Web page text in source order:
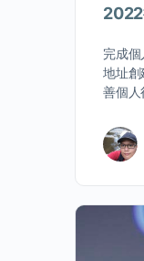
完成
地址創
善個人